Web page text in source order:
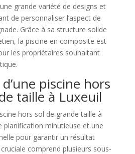
grande variété de designs et
de personnaliser l’aspect de
Grâce à sa structure solide
la piscine en composite est
les propriétaires souhaitant
piscine hors
taille à Luxeuil
hors sol de grande taille à
planification minutieuse et une
pour garantir un résultat
comprend plusieurs sous-